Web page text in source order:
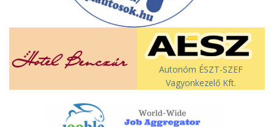
Autonóm ÉSZT-SZEF
Vagyonkezelő Kft.